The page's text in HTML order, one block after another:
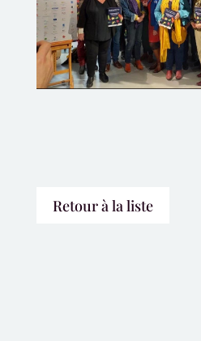
Retour à la liste